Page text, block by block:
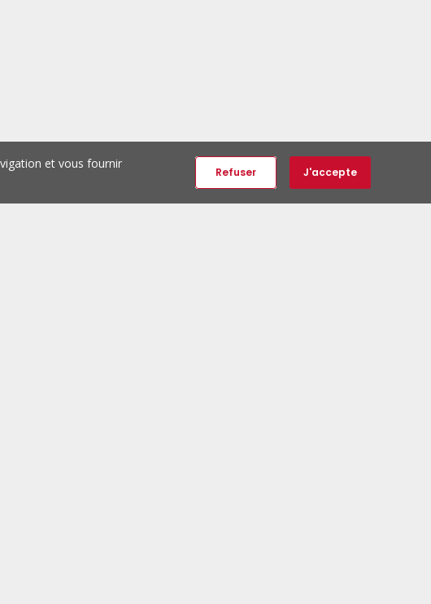
et vous fournir
Refuser J'accepte